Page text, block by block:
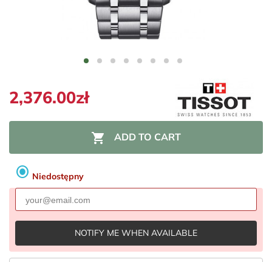
2,376.00zł
 ADD TO CART
radio_button_checked Niedostępny
NOTIFY ME WHEN AVAILABLE